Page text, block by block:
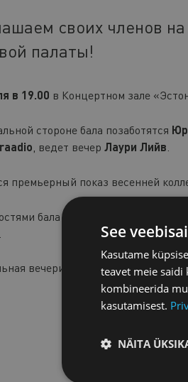
своих членов
палаты!
в 19.00 в Концертном зале
стороне бала позаботятся
, ведет вечер Лаури Лийв
премьерный показ весенней
бала будет разыграна
вечеринка после бала
See
Kasutame
teavet meie saidi
kombineerida
kasutamisest.
NÄITA